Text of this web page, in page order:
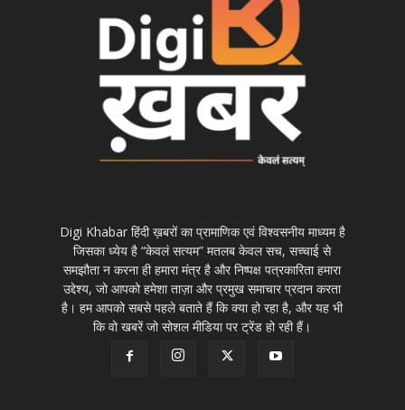
Digi Khabar हिंदी ख़बरों का प्रामाणिक एवं विश्वसनीय माध्यम है
जिसका ध्येय है “केवलं सत्यम” मतलब केवल सच, सच्चाई से
समझौता न करना ही हमारा मंत्र है और निष्पक्ष पत्रकारिता हमारा
उद्देश्य, जो आपको हमेशा ताज़ा और प्रमुख समाचार प्रदान करता
है। हम आपको सबसे पहले बताते हैं कि क्या हो रहा है, और यह भी
कि वो खबरें जो सोशल मीडिया पर ट्रेंड हो रही हैं।